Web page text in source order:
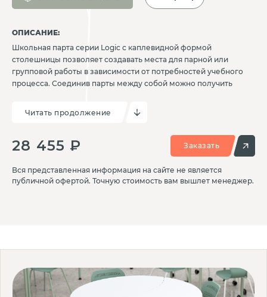
ОПИСАНИЕ:
Школьная парта серии Logic с каплевидной формой
столешницы позволяет создавать места для парной или
групповой работы в зависимости от потребностей учебного
процесса. Соединив парты между собой можно получить
эффективно использовать пространство класса с разным
назначением. Эргономичный дизайн и прочная конструкция
имеет регулировки по высоте.
Читать продолжение
28 455 ₽ Заказать
Вся представленная информация на сайте не является
публичной офертой. Точную стоимость вам вышлет менеджер.